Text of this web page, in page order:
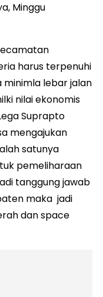
Minggu
harus terpenuhi
lebar jalan
nilai ekonomis
Suprapto
mengajukan
satunya
pemeliharaan
tanggung jawab
maka jadi
dan space